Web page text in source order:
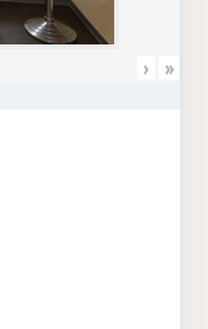
› »